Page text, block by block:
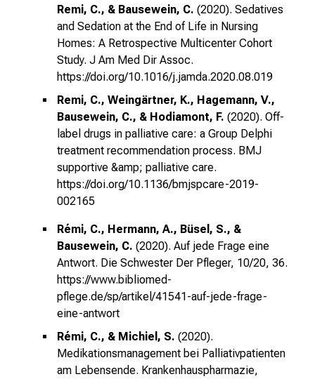
Remi, C., & Bausewein, C. (2020). Sedatives
and Sedation at the End of Life in Nursing
Homes: A Retrospective Multicenter Cohort
Study. J Am Med Dir Assoc.
https://doi.org/10.1016/j.jamda.2020.08.019
Remi, C., Weingärtner, K., Hagemann, V.,
Bausewein, C., & Hodiamont, F. (2020). Off-
label drugs in palliative care: a Group Delphi
treatment recommendation process. BMJ
supportive &amp; palliative care.
https://doi.org/10.1136/bmjspcare-2019-
002165
Rémi, C., Hermann, A., Büsel, S., &
Bausewein, C. (2020). Auf jede Frage eine
Antwort. Die Schwester Der Pfleger, 10/20, 36.
https://www.bibliomed-
pflege.de/sp/artikel/41541-auf-jede-frage-
eine-antwort
Rémi, C., & Michiel, S. (2020).
Medikationsmanagement bei Palliativpatienten
am Lebensende. Krankenhauspharmazie,